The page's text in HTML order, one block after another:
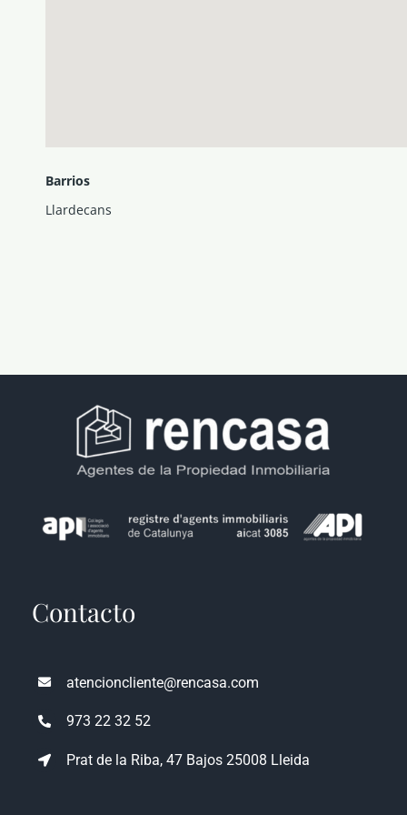
Barrios
Llardecans
Contacto
atencioncliente@rencasa.com
973 22 32 52
Prat de la Riba, 47 Bajos 25008 Lleida